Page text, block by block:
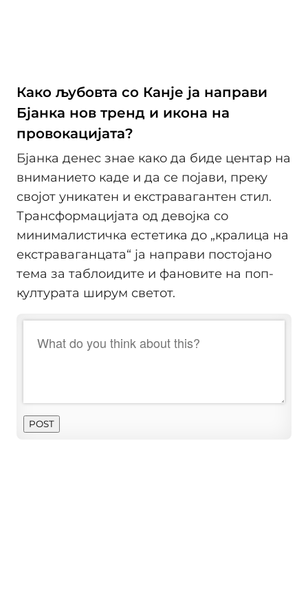
Како љубовта со Канје ја направи
Бјанка нов тренд и икона на
провокацијата?
Бјанка денес знае како да биде центар на
вниманието каде и да се појави, преку
својот уникатен и екстравагантен стил.
Трансформацијата од девојка со
минималистичка естетика до „кралица на
екстраваганцата“ ја направи постојано
тема за таблоидите и фановите на поп-
културата ширум светот.
POST